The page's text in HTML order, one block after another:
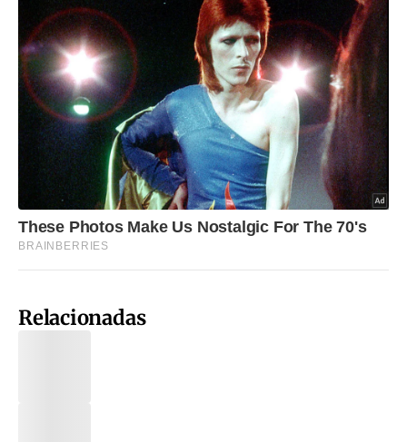
Relacionadas